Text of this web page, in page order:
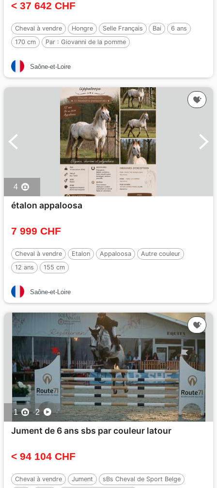
< 37 642 CHF
Cheval à vendre Hongre Selle Français Bai
6 ans
170 cm
Par : Giovanni de la pomme
Saône-et-Loire
4
étalon appaloosa
7 999 CHF
Cheval à vendre Etalon Appaloosa
Autre couleur
12 ans
155 cm
Saône-et-Loire
1 2
Jument de 6 ans sbs par couleur latour
< 94 104 CHF
Cheval à vendre Jument
sBs Cheval de Sport Belge